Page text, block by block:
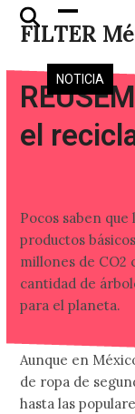
Skip
FILTER
Open
mobile
menu
Close
mobile
menu
NOTICIA
el
Pocos saben
productos
millones de CO2
cantidad de
para el planeta.
Aunque en
de ropa de
hasta las